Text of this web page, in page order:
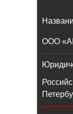
ООО